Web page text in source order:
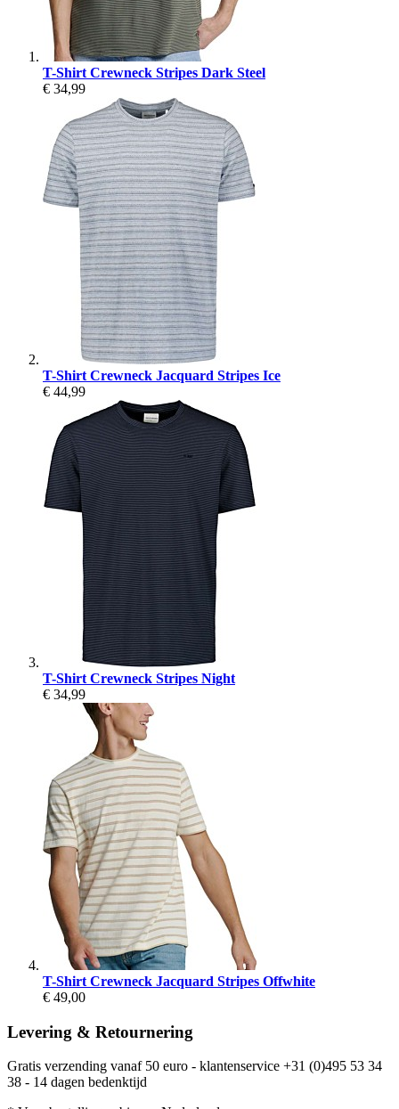
T-Shirt Crewneck Stripes Dark Steel
€ 34,99
T-Shirt Crewneck Jacquard Stripes Ice
€ 44,99
T-Shirt Crewneck Stripes Night
€ 34,99
T-Shirt Crewneck Jacquard Stripes Offwhite
€ 49,00
Levering & Retournering
Gratis verzending vanaf 50 euro - klantenservice +31 (0)495 53 34
38 - 14 dagen bedenktijd